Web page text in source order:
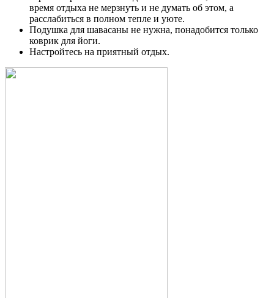
время отдыха не мерзнуть и не думать об этом, а
расслабиться в полном тепле и уюте.
Подушка для шавасаны не нужна, понадобится только
коврик для йоги.
Настройтесь на приятный отдых.